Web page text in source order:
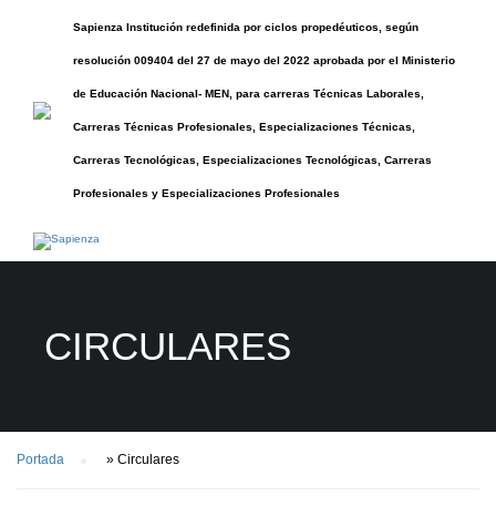
Sapienza Institución redefinida por ciclos propedéuticos, según
resolución 009404 del 27 de mayo del 2022 aprobada por el Ministerio
de Educación Nacional- MEN, para carreras Técnicas Laborales,
Carreras Técnicas Profesionales, Especializaciones Técnicas,
Carreras Tecnológicas, Especializaciones Tecnológicas, Carreras
Profesionales y Especializaciones Profesionales
CIRCULARES
Portada » Circulares